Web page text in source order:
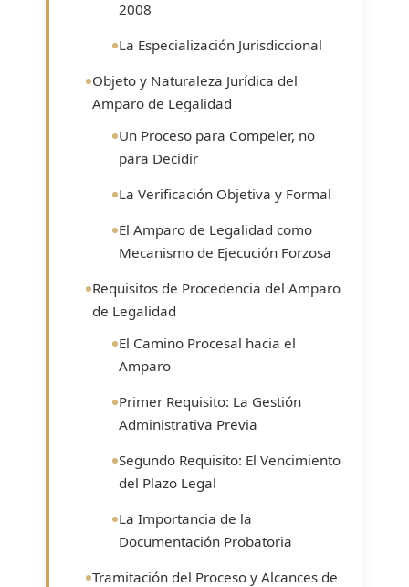
2008
La Especialización Jurisdiccional
Objeto y Naturaleza Jurídica del
Amparo de Legalidad
Un Proceso para Compeler, no
para Decidir
La Verificación Objetiva y Formal
El Amparo de Legalidad como
Mecanismo de Ejecución Forzosa
Requisitos de Procedencia del Amparo
de Legalidad
El Camino Procesal hacia el
Amparo
Primer Requisito: La Gestión
Administrativa Previa
Segundo Requisito: El Vencimiento
del Plazo Legal
La Importancia de la
Documentación Probatoria
Tramitación del Proceso y Alcances de